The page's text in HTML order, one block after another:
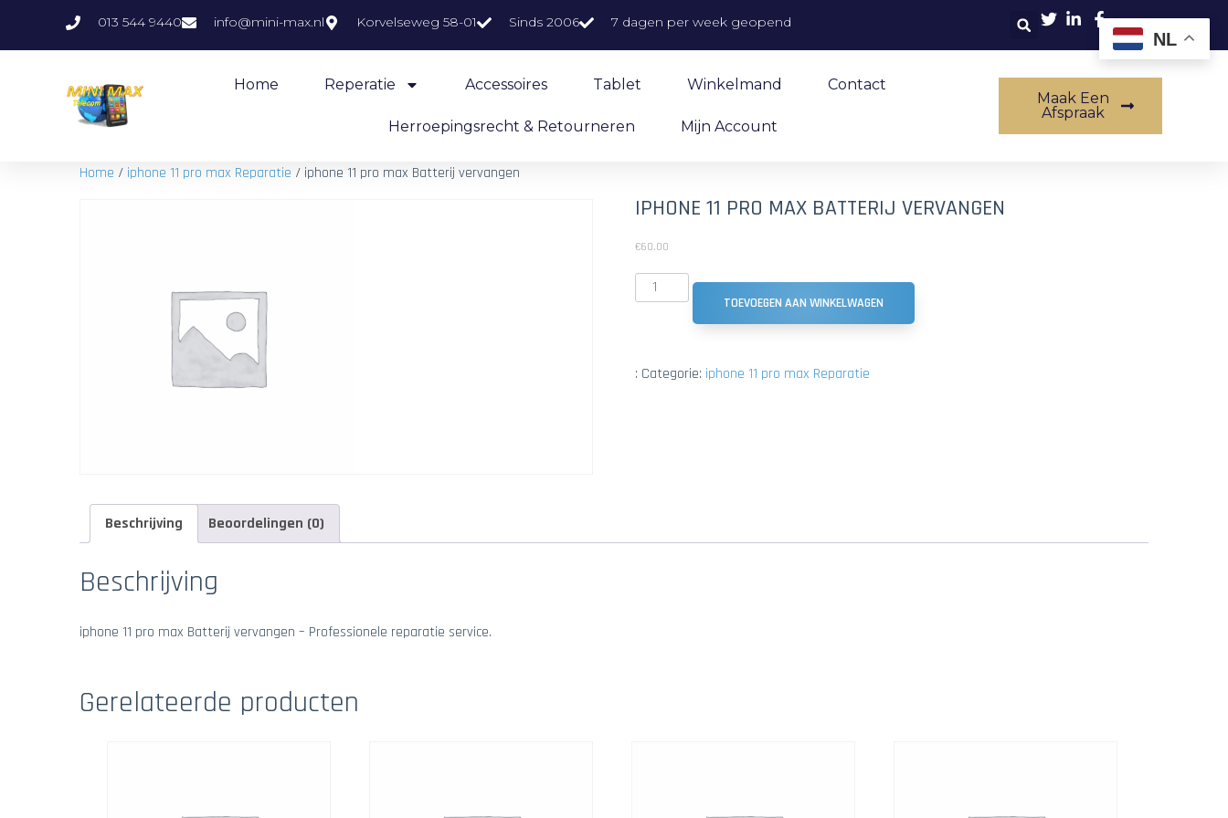
013 544 9440 info@mini-max.nl Korvelseweg 58-01 Sinds 2006 7 dagen per week geopend
Home Reperatie Accessoires Tablet Winkelmand Contact
Herroepingsrecht & Retourneren Mijn Account
Maak Een
Afspraak
Home / iphone 11 pro max Reparatie / iphone 11 pro max Batterij vervangen
IPHONE 11 PRO MAX BATTERIJ VERVANGEN
€60.00
TOEVOEGEN AAN WINKELWAGEN
: Categorie: iphone 11 pro max Reparatie
Beschrijving Beoordelingen (0)
Beschrijving
iphone 11 pro max Batterij vervangen – Professionele reparatie service.
Gerelateerde producten
NL